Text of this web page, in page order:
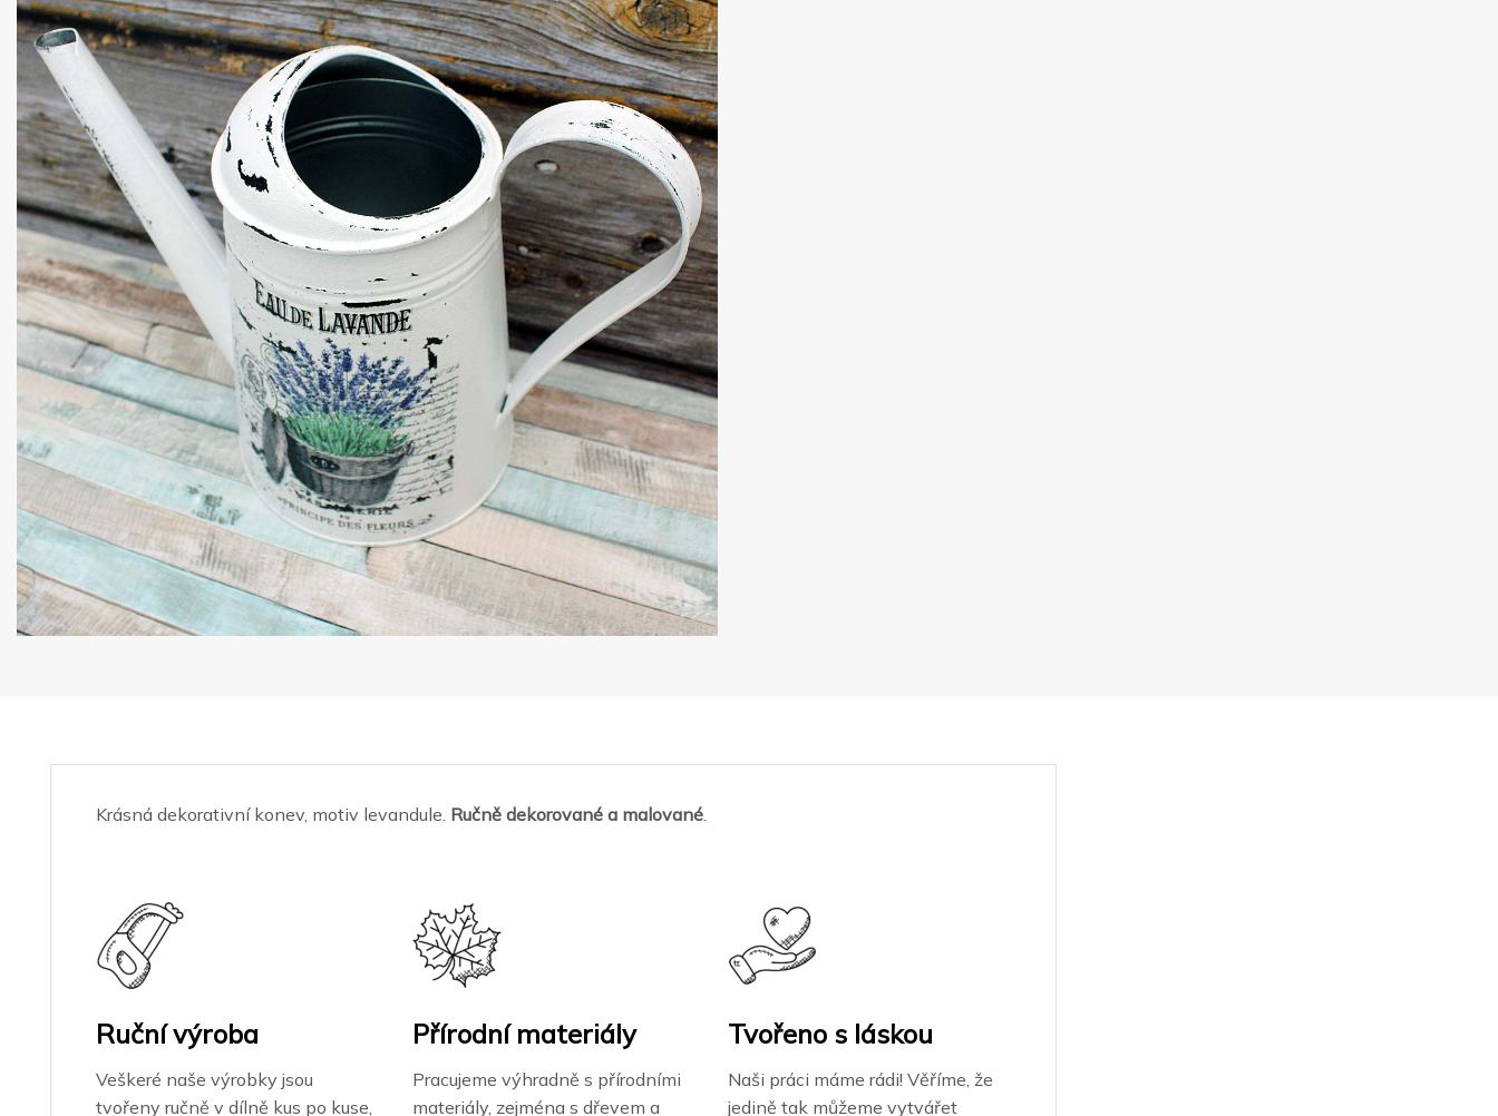
Krásná dekorativní konev, motiv levandule. Ručně dekorované a malované.
Ruční výroba
Veškeré naše výrobky jsou
tvořeny ručně v dílně kus po kuse,
Přírodní materiály
Pracujeme výhradně s přírodními
materiály, zejména s dřevem a
Tvořeno s láskou
Naši práci máme rádi! Věříme, že
jedině tak můžeme vytvářet